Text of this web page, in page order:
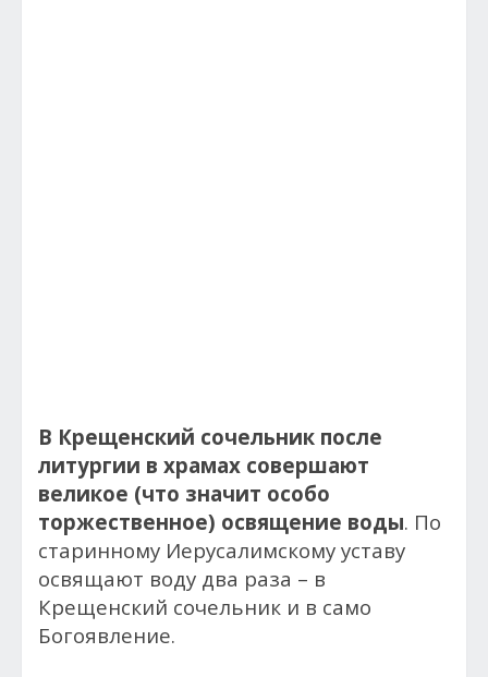
В Крещенский сочельник после
литургии в храмах совершают
великое (что значит особо
торжественное) освящение воды. По
старинному Иерусалимскому уставу
освящают воду два раза – в
Крещенский сочельник и в само
Богоявление.